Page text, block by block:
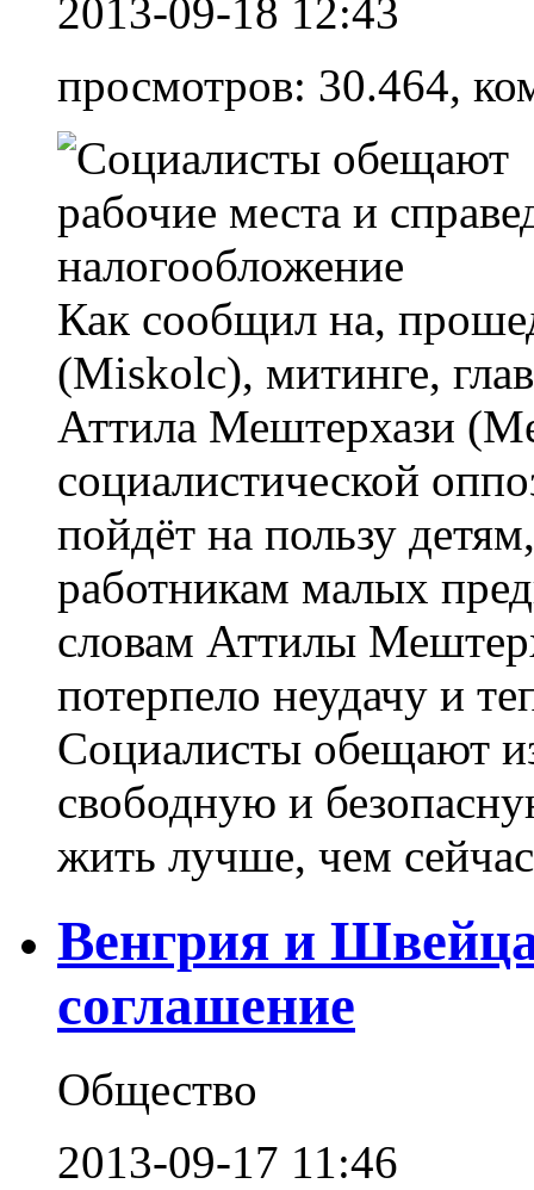
2013-09-18 12:43
просмотров: 30.464,
Как сообщил на,
(Miskolc), митинге,
Аттила Мештерхази
социалистической
пойдёт на пользу
работникам малых
словам Аттилы
потерпело неудачу и
Социалисты обещают
свободную и
жить лучше, чем
Венгрия и
соглашение
Общество
2013-09-17 11:46